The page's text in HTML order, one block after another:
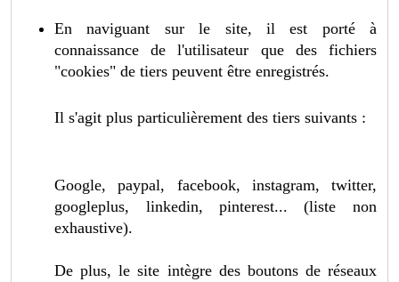
En naviguant sur le site, il est porté à
connaissance de l'utilisateur que des fichiers
"cookies" de tiers peuvent être enregistrés.
Il s'agit plus particulièrement des tiers suivants :
Google, paypal, facebook, instagram, twitter,
googleplus, linkedin, pinterest... (liste non
exhaustive).
De plus, le site intègre des boutons de réseaux